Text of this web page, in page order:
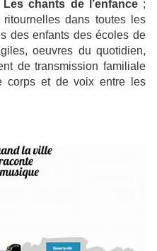
Les chants de l’enfance;
ritournelles dans toutes les
des enfants des écoles de
oeuvres du quotidien,
de transmission familiale
corps et de voix entre les